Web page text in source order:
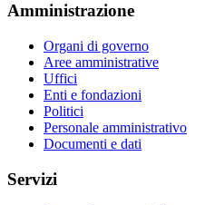
Amministrazione
Organi di governo
Aree amministrative
Uffici
Enti e fondazioni
Politici
Personale amministrativo
Documenti e dati
Servizi